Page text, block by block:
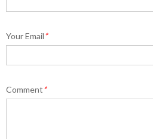
Your Email*
Comment*